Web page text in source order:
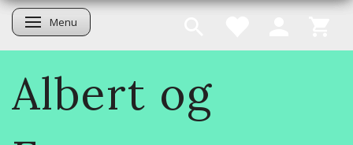
Toggle navigation
Menu
Albert og